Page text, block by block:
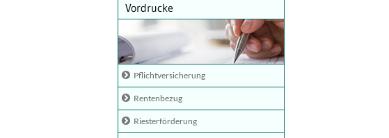
Vordrucke
Pflichtversicherung
Rentenbezug
Riesterförderung